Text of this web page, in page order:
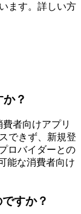
ます。詳しい方
？
費者向けアプリ
できず、新規登
ロバイダーとの
能な消費者向け
すか？